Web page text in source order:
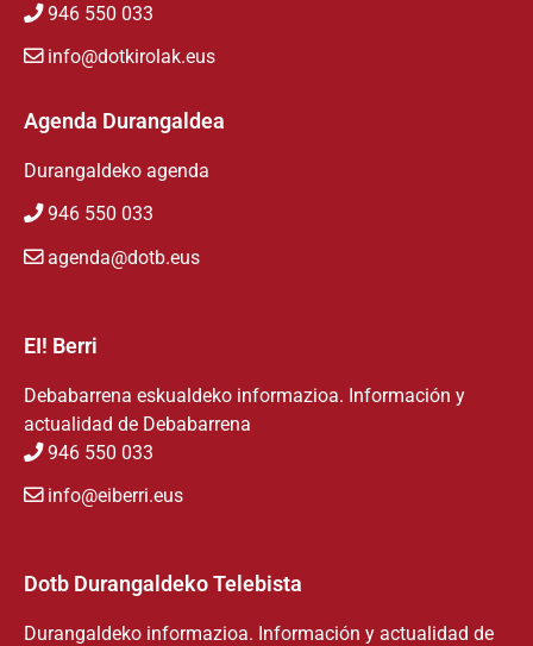
946 550 033
info@dotkirolak.eus
Agenda Durangaldea
Durangaldeko agenda
946 550 033
agenda@dotb.eus
EI! Berri
Debabarrena eskualdeko informazioa. Información y
actualidad de Debabarrena
946 550 033
info@eiberri.eus
Dotb Durangaldeko Telebista
Durangaldeko informazioa. Información y actualidad de